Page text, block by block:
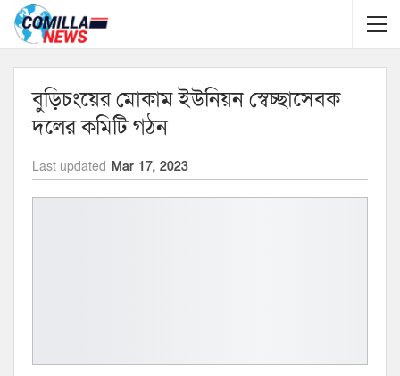
বুড়িচংয়ের মোকাম ইউনিয়ন স্বেচ্ছাসেবক
দলের কমিটি গঠন
Last updated Mar 17, 2023